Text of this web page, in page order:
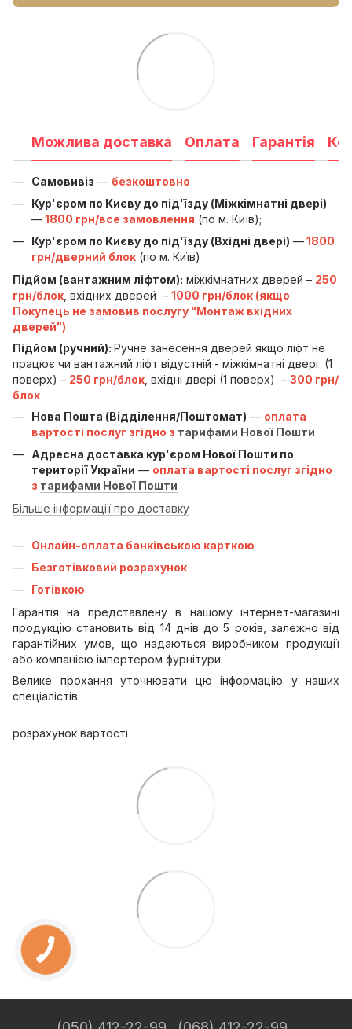
Можлива доставка Оплата Гарантія
Самовивіз — безкоштовно
Кур'єром по Києву до під'їзду (Міжкімнатні двері)
—1800 грн/все замовлення (по м. Київ);
Кур'єром по Києву до під'їзду (Вхідні двері) —1800
грн/дверний блок (по м. Київ)
Підйом (вантажним ліфтом): міжкімнатних дверей – 250
грн/блок , вхідних дверей – 1000 грн/блок (якщо
Покупець не замовив послугу "Монтаж вхідних
дверей")
Підйом (ручний): Ручне занесення дверей якщо ліфт не
працює чи вантажний ліфт відустній - міжкімнатні двері (1
поверх) – 250 грн/блок , вхідні двері (1 поверх) – 300 грн/
блок
Нова Пошта (Відділення/Поштомат) — оплата
вартості послуг згідно з тарифами Нової Пошти
Адресна доставка кур'єром Нової Пошти по
території України — оплата вартості послуг згідно
з тарифами Нової Пошти
Більше інформації про доставку
Онлайн-оплата банківською карткою
Безготівковий розрахунок
Готівкою
Гарантія на представлену в нашому інтернет-магазині
продукцію становить від 14 днів до 5 років, залежно від
гарантійних умов, що надаються виробником продукції
або компанією імпортером фурнітури.
Велике прохання уточнювати цю інформацію у наших
спеціалістів.
розрахунок вартості